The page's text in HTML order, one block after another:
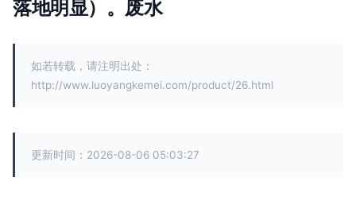
落地明显）。废水
如若转载，请注明出处：
http://www.luoyangkemei.com/product/26.html
更新时间：2026-08-06 05:03:27